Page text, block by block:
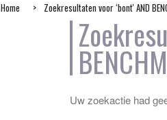
Home > Zoekresultaten voor ‘bont' AND
Uw zoekactie had